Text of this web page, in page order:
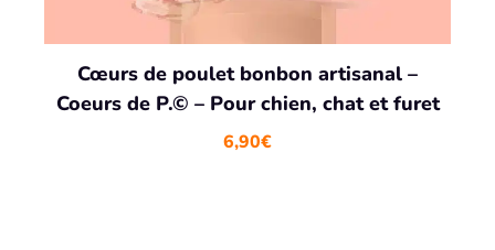
Cœurs de poulet bonbon artisanal –
Coeurs de P.© – Pour chien, chat et furet
6,90€